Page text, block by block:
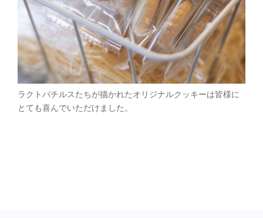
ラクトバチルスたちが描かれたオリジナルクッキーは皆様に
とても喜んでいただけました。